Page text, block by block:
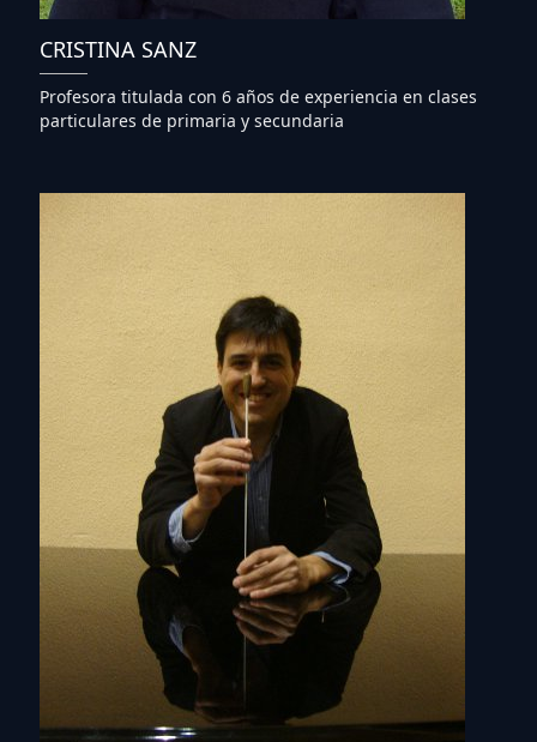
CRISTINA SANZ
Profesora titulada con 6 años de experiencia en clases
particulares de primaria y secundaria